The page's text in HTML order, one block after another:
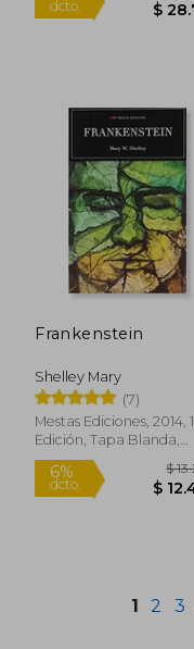
10%
dcto.
Frankenstein
Shelley Mary
(7)
Mestas Ediciones, 2014, 1
Edición, Tapa Blanda,
Nuevo
1 2 3